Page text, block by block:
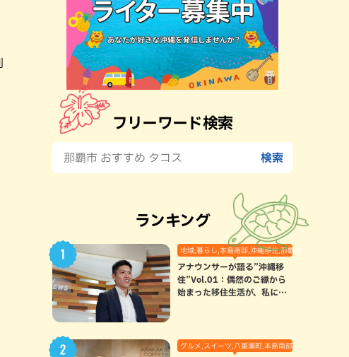
フリーワード検索
ランキング
地域,暮らし,本島南部,沖縄移住,那覇市
アナウンサーが語る”沖縄移
住”Vol.01：偶然のご縁から
始まった移住生活が、私にと
グルメ,スイーツ,八重瀬町,本島南部